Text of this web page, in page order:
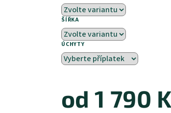
ŠÍŘKA
ÚCHYTY
od1 790